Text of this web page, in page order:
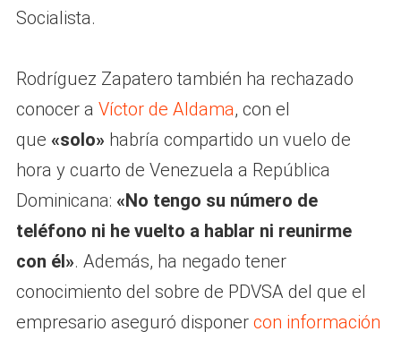
Socialista.
Rodríguez Zapatero también ha rechazado
conocer a Víctor de Aldama, con el
que «solo» habría compartido un vuelo de
hora y cuarto de Venezuela a República
Dominicana: «No tengo su número de
teléfono ni he vuelto a hablar ni reunirme
con él». Además, ha negado tener
conocimiento del sobre de PDVSA del que el
empresario aseguró disponer con información